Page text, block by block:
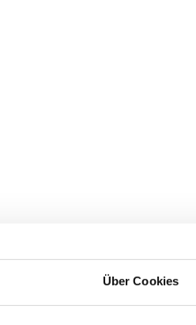
Über Cookies